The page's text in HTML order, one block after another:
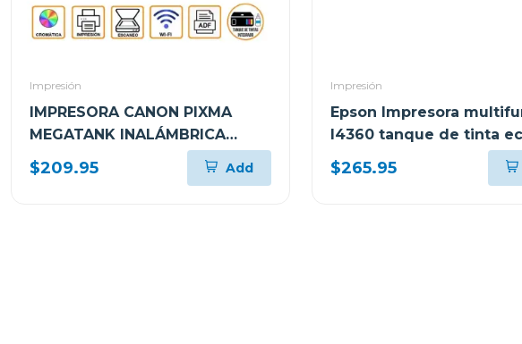
Impresión
IMPRESORA CANON PIXMA
MEGATANK INALÁMBRICA
MULTIFUNCIONAL G417
$209.95 Add
Impresión
Epson Impresora
l4360 tanque de tinta
tank wi-fi
$265.95